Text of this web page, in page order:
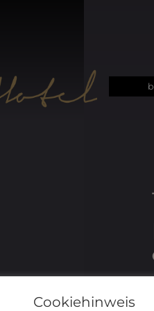
Cookiehinweis